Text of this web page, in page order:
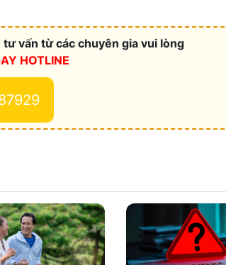
vấn từ các chuyên gia vui lòng
HOTLINE